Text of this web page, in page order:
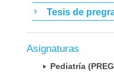
Tesis de
Asignaturas
Pediatría